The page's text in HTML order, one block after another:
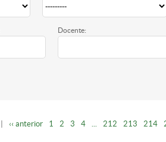
Docente:
‹‹ anterior 1 2 3 4 ... 212 213 214